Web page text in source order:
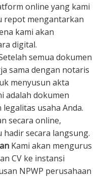
online yang kami
repot mengantarkan
kami akan
digital.
semua dokumen
sama dengan notaris
menyusun akta
adalah dokumen
usaha Anda.
secara online,
secara langsung.
Kami akan mengurus
CV ke instansi
NPWP perusahaan